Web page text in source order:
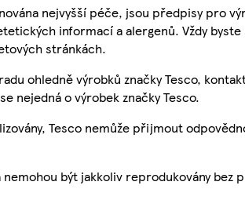
nejvyšší péče, jsou předpisy pro
informací a alergenů. Vždy
stránkách.
ohledně výrobků značky Tesco,
nejedná o výrobek značky Tesco.
Tesco nemůže přijmout
být jakkoliv reprodukovány bez